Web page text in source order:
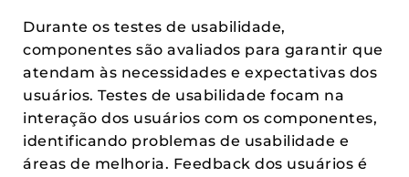
Durante os testes de usabilidade,
componentes são avaliados para garantir que
atendam às necessidades e expectativas dos
usuários. Testes de usabilidade focam na
interação dos usuários com os componentes,
identificando problemas de usabilidade e
áreas de melhoria. Feedback dos usuários é